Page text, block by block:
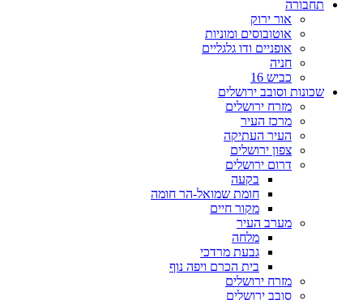
תחבורה
אור ירוק
אוטובוסים ומוניות
אופניים ודו גלגליים
חניה
כביש 16
שכונות וסובב ירושלים
מזרח ירושלים
מרכז העיר
העיר העתיקה
צפון ירושלים
דרום ירושלים
בקעה
חומת שמואל-הר חומה
מקור חיים
מערב העיר
מלחה
גבעת מרדכי
בית הכרם ויפה נוף
מזרח ירושלים
סובב ירושלים